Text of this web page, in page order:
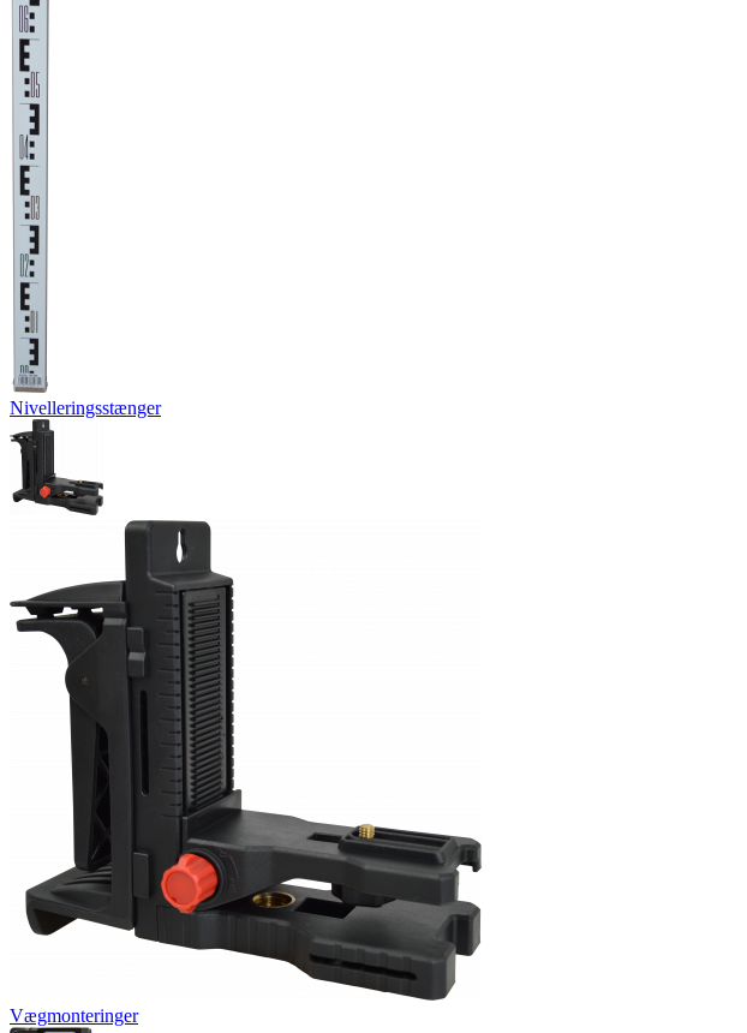
Nivelleringsstænger
Vægmonteringer